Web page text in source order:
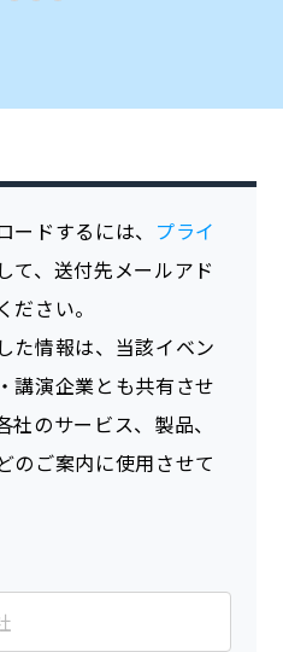
ドするには、 プライ
て、送付先メールアド
さい。
た情報は、当該イベン
講演企業とも共有させ
のサービス、製品、
のご案内に使用させて